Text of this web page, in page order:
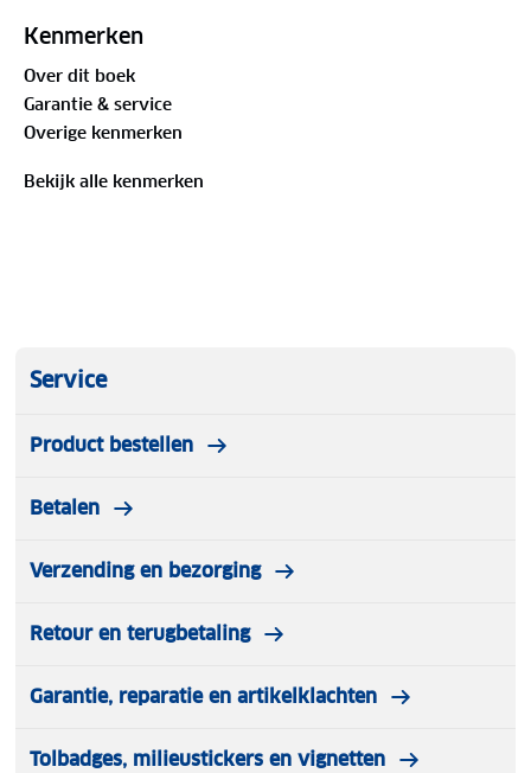
Kant-en-klare reisprogramma's en uitgestippelde
De gezinsactiviteiten
Ontdek de leukste activiteiten voor kinderen van 6
tot 14 jaar
De adresboekjes
Kenmerken
Over dit boek
Garantie & service
Overige kenmerken
Bekijk alle kenmerken
Service
Product bestellen
Betalen
Verzending en bezorging
Retour en terugbetaling
Garantie, reparatie en artikelklachten
Tolbadges, milieustickers en vignetten